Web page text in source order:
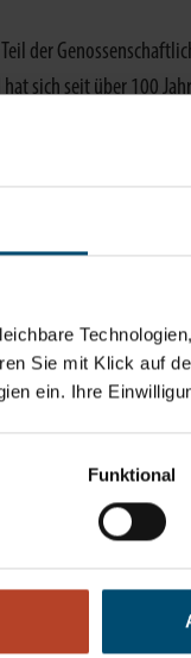
Sie mit Klick auf
ein. Ihre
Funktional
der
sich seit über 100
das wohl
BRAWO, ihr
in Immobilien sowie
uns Versprechen
schaffen
auf Augenhöhe. Wir
uns ohne Wenn und